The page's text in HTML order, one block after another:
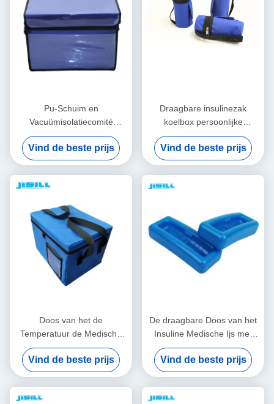
Pu-Schuim en
Vacuümisolatiecomité
Medische Koele Doos voor
Koude Kettingsvervoer
Vind de beste prijs
Draagbare insulinezak
koelbox persoonlijke
verzorging met logo -
afgedrukt voor voedsel
bevroren
Vind de beste prijs
Doos van het de
Temperatuur de Medische
die Ijs van de 48
Urencontrole met de
Stoffenzak van Oxford wordt
geïsoleerd
Vind de beste prijs
De draagbare Doos van het
Insuline Medische Ijs met
Klantgerichte Temperaturen
Gemakkelijk schoon te
maken
Vind de beste prijs